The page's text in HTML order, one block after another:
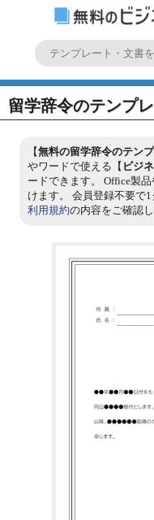
留学辞令のテンプ
【無料の留学辞令のテン
やワードで使える【 ビジ
ードできます。 Office製
けます。 会員登録不要で
利用規約の内容をご確認